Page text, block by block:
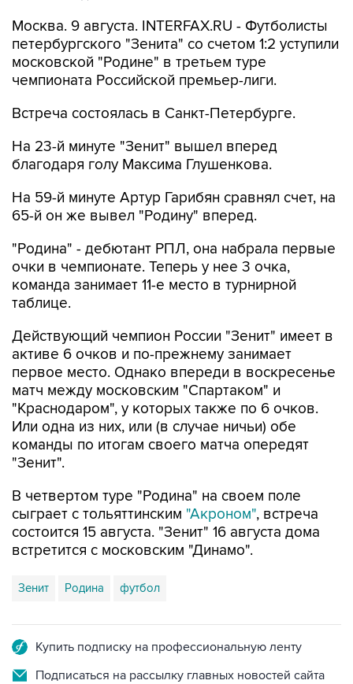
Москва. 9 августа. INTERFAX.RU - Футболисты
петербургского "Зенита" со счетом 1:2 уступили
московской "Родине" в третьем туре
чемпионата Российской премьер-лиги.
Встреча состоялась в Санкт-Петербурге.
На 23-й минуте "Зенит" вышел вперед
благодаря голу Максима Глушенкова.
На 59-й минуте Артур Гарибян сравнял счет, на
65-й он же вывел "Родину" вперед.
"Родина" - дебютант РПЛ, она набрала первые
очки в чемпионате. Теперь у нее 3 очка,
команда занимает 11-е место в турнирной
таблице.
Действующий чемпион России "Зенит" имеет в
активе 6 очков и по-прежнему занимает
первое место. Однако впереди в воскресенье
матч между московским "Спартаком" и
"Краснодаром", у которых также по 6 очков.
Или одна из них, или (в случае ничьи) обе
команды по итогам своего матча опередят
"Зенит".
В четвертом туре "Родина" на своем поле
сыграет с тольяттинским "Акроном", встреча
состоится 15 августа. "Зенит" 16 августа дома
встретится с московским "Динамо".
Зенит Родина футбол
Купить подписку на профессиональную ленту
Подписаться на рассылку главных новостей сайта